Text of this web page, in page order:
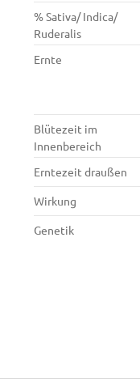
% Sativa/ Indica/
Ruderalis
Ernte
Blütezeit im
Innenbereich
Erntezeit draußen
Wirkung
Genetik